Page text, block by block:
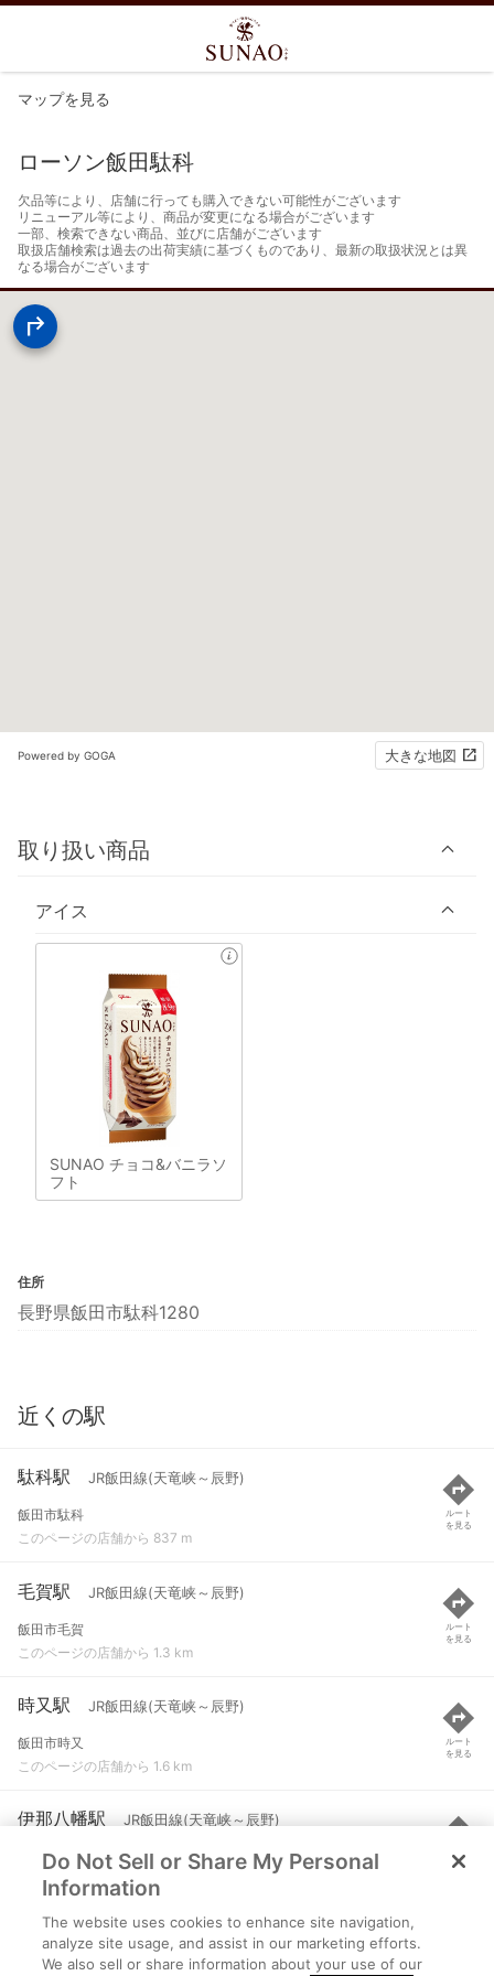
マップを見る
ローソン飯田駄科
欠品等により、店舗に行っても購入できない可能性がございます
リニューアル等により、商品が変更になる場合がございます
一部、検索できない商品、並びに店舗がございます
取扱店舗検索は過去の出荷実績に基づくものであり、最新の取扱状況とは異
なる場合がございます
Powered by GOGA 大きな地図
取り扱い商品
アイス
SUNAO チョコ&バニラソ
フト
住所
長野県飯田市駄科1280
近くの駅
駄科駅 JR飯田線(天竜峡～辰野)
飯田市駄科
このページの店舗から 837 m
ルート
を見る
毛賀駅 JR飯田線(天竜峡～辰野)
飯田市毛賀
このページの店舗から 1.3 km
ルート
を見る
時又駅 JR飯田線(天竜峡～辰野)
飯田市時又
このページの店舗から 1.6 km
ルート
を見る
伊那八幡駅 JR飯田線(天竜峡～辰野)
飯田市松尾
このページの店舗から 2.3 km
ルート
を見る
下山村駅 JR飯田線(天竜峡～辰野)
飯田市鼎下山
Do Not Sell or Share My Personal
Information
The website uses cookies to enhance site navigation,
analyze site usage, and assist in our marketing efforts.
We also sell or share information about your use of our